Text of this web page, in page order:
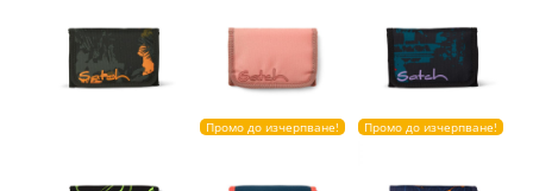
Промо до изчерпване! Промо до изчерпване!